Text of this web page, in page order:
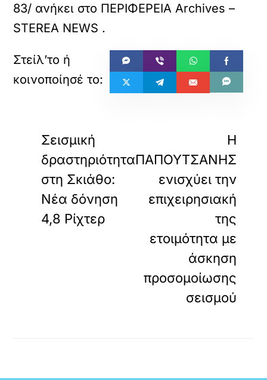
83/ ανήκει στο ΠΕΡΙΦΕΡΕΙΑ Archives –
STEREA NEWS .
Σεισμική
δραστηριότητα
στη Σκιάθο:
Νέα δόνηση
4,8 Ρίχτερ
Η
ΠΑΠΟΥΤΣΑΝΗΣ
ενισχύει την
επιχειρησιακή
της
ετοιμότητα με
άσκηση
προσομοίωσης
σεισμού